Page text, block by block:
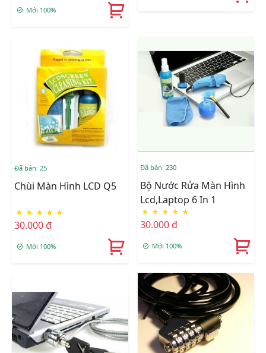
Mới 100%
Đã bán: 25
Chùi Màn Hình LCD Q5
★ ★ ★ ★ ★
30.000 đ
Mới 100%
Đã bán: 230
Bộ Nước Rửa Màn Hình
Lcd,Laptop 6 In 1
★ ★ ★ ★ ★
30.000 đ
Mới 100%